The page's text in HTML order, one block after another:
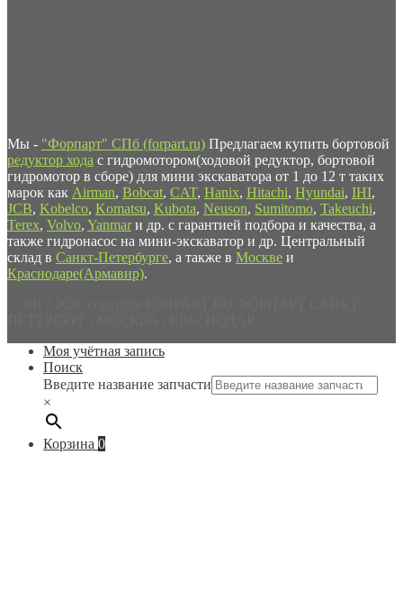
Мы - "Форпарт" СПб (forpart.ru) Предлагаем купить бортовой
редуктор хода с гидромотором(ходовой редуктор, бортовой
гидромотор в сборе) для мини экскаватора от 1 до 12 т таких
марок как Airman, Bobcat, CAT, Hanix, Hitachi, Hyundai, IHI,
JCB, Kobelco, Komatsu, Kubota, Neuson, Sumitomo, Takeuchi,
Terex, Volvo, Yanmar и др. с гарантией подбора и качества, а
также гидронасос на мини-экскаватор и др. Центральный
склад в Санкт-Петербурге, а также в Москве и
Краснодаре(Армавир).
Моя учётная запись
Поиск
Введите название запчасти
×
Корзина 0